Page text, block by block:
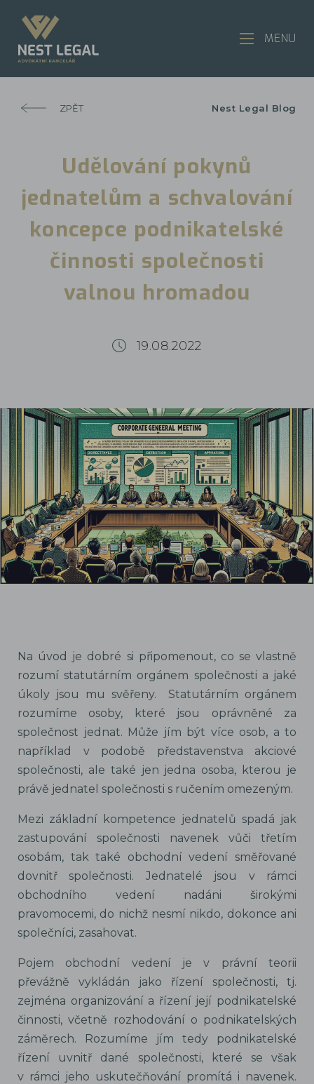
ZPĚT Nest Legal Blog
Udělování pokynů
jednatelům a schvalování
koncepce podnikatelské
činnosti společnosti
valnou hromadou
19.08.2022
Na úvod je dobré si připomenout, co se vlastně
rozumí statutárním orgánem společnosti a jaké
úkoly jsou mu svěřeny. Statutárním orgánem
rozumíme osoby, které jsou oprávněné za
společnost jednat. Může jím být více osob, a to
například v podobě představenstva akciové
společnosti, ale také jen jedna osoba, kterou je
právě jednatel společnosti s ručením omezeným.
Mezi základní kompetence jednatelů spadá jak
zastupování společnosti navenek vůči třetím
osobám, tak také obchodní vedení směřované
dovnitř společnosti. Jednatelé jsou v rámci
obchodního vedení nadáni širokými
pravomocemi, do nichž nesmí nikdo, dokonce ani
společníci, zasahovat.
Pojem obchodní vedení je v právní teorii
převážně vykládán jako řízení společnosti, tj.
zejména organizování a řízení její podnikatelské
činnosti, včetně rozhodování o podnikatelských
záměrech. Rozumíme jím tedy podnikatelské
řízení uvnitř dané společnosti, které se však
v rámci jeho uskutečňování promítá i navenek.
MENU